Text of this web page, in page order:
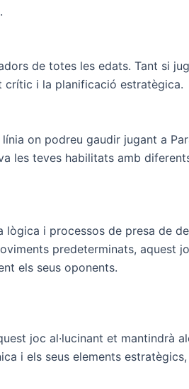
de totes les edats. Tant si
crític i la planificació estratègica.
on podreu gaudir jugant a
les teves habilitats amb
i processos de presa de
predeterminats, aquest
els seus oponents.
joc al·lucinant et mantindrà
i els seus elements